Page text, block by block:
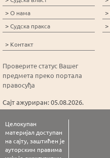
>О нама
>Судска пракса
>
>
> Контакт
Проверите статус Вашег
предмета преко портала
правосуђа
Сајт ажуриран: 05.08.2026.
Целокупан
материјал доступан
на сајту, заштићен је
ауторским правима